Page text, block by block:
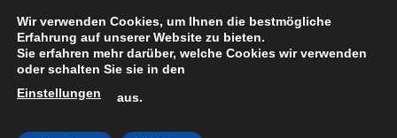
Inhalt
springen
HOME
Wir verwenden Cookies, um Ihnen die bestmögliche
Erfahrung auf unserer Website zu bieten.
Sie erfahren mehr darüber, welche Cookies wir verwenden
oder schalten Sie sie in den
Einstellungen
aus.